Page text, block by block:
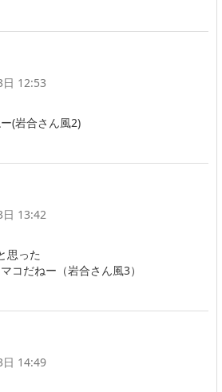
12:53
(岩合さん風2)
13:42
思った
コだねー（岩合さん風3）
14:49